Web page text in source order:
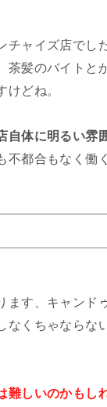
ャイズ店でし
髪のバイトと
どね。
自体に明るい雰
都合もなく働
す、キャンド
くちゃならな
難しいのかもし